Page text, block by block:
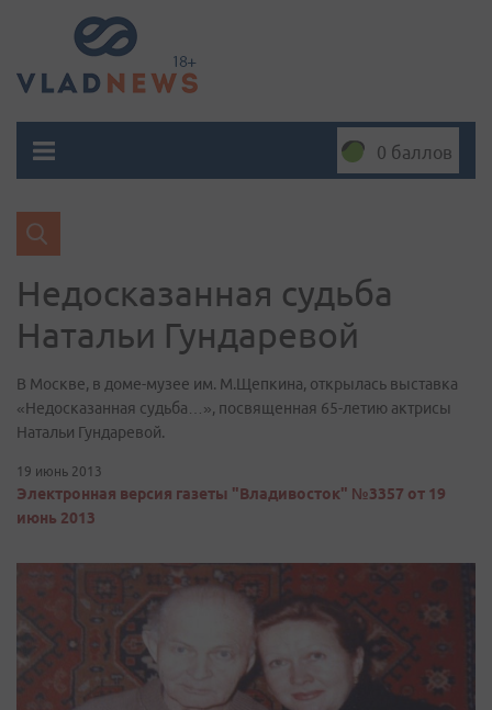
0 баллов
Недосказанная судьба
Натальи Гундаревой
В Москве, в доме-музее им. М.Щепкина, открылась выставка
«Недосказанная судьба…», посвященная 65-летию актрисы
Натальи Гундаревой.
19 июнь 2013
Электронная версия газеты "Владивосток" №3357 от 19
июнь 2013